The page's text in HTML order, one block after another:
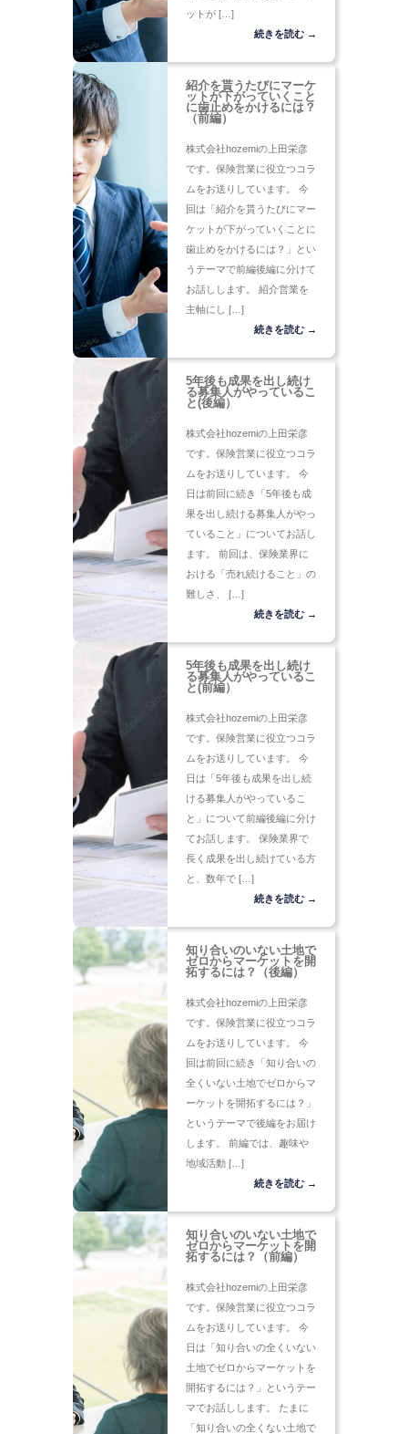
ットが […]
続きを読む →
紹介を貰うたびにマーケ
ットが下がっていくこと
に歯止めをかけるには？
（前編）
株式会社hozemiの上田栄彦
です。保険営業に役立つコラ
ムをお送りしています。 今
回は「紹介を貰うたびにマー
ケットが下がっていくことに
歯止めをかけるには？」とい
うテーマで前編後編に分けて
お話しします。 紹介営業を
主軸にし […]
続きを読む →
5年後も成果を出し続け
る募集人がやっているこ
と(後編）
株式会社hozemiの上田栄彦
です。保険営業に役立つコラ
ムをお送りしています。 今
日は前回に続き「5年後も成
果を出し続ける募集人がやっ
ていること」についてお話し
ます。 前回は、保険業界に
おける「売れ続けること」の
難しさ、 […]
続きを読む →
5年後も成果を出し続け
る募集人がやっているこ
と(前編）
株式会社hozemiの上田栄彦
です。保険営業に役立つコラ
ムをお送りしています。 今
日は「5年後も成果を出し続
ける募集人がやっているこ
と」について前編後編に分け
てお話します。 保険業界で
長く成果を出し続けている方
と、数年で […]
続きを読む →
知り合いのいない土地で
ゼロからマーケットを開
拓するには？（後編）
株式会社hozemiの上田栄彦
です。保険営業に役立つコラ
ムをお送りしています。 今
回は前回に続き「知り合いの
全くいない土地でゼロからマ
ーケットを開拓するには？」
というテーマで後編をお届け
します。 前編では、趣味や
地域活動 […]
続きを読む →
知り合いのいない土地で
ゼロからマーケットを開
拓するには？（前編）
株式会社hozemiの上田栄彦
です。保険営業に役立つコラ
ムをお送りしています。 今
日は「知り合いの全くいない
土地でゼロからマーケットを
開拓するには？」というテー
マでお話しします。 たまに
「知り合いの全くない土地で